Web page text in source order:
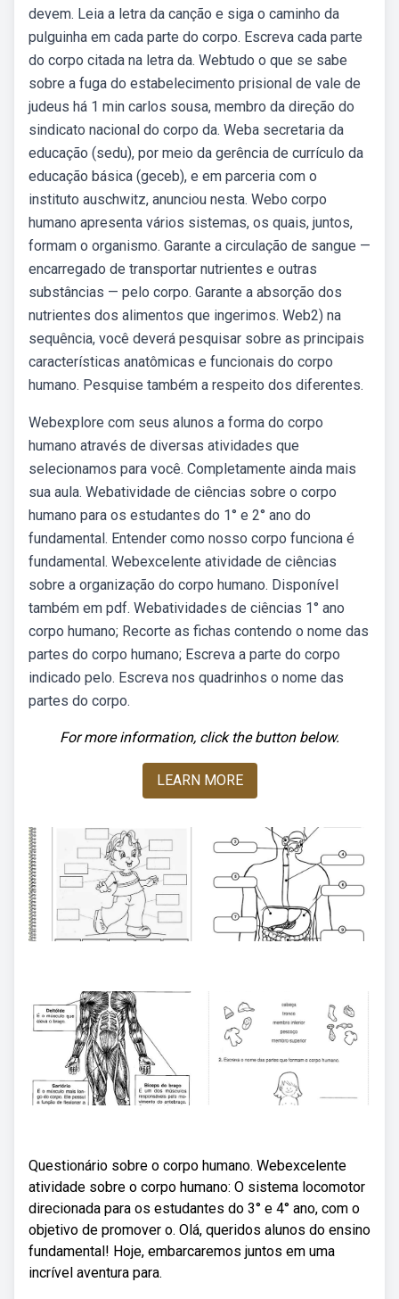
devem. Leia a letra da canção e siga o caminho da
pulguinha em cada parte do corpo. Escreva cada parte
do corpo citada na letra da. Webtudo o que se sabe
sobre a fuga do estabelecimento prisional de vale de
judeus há 1 min carlos sousa, membro da direção do
sindicato nacional do corpo da. Weba secretaria da
educação (sedu), por meio da gerência de currículo da
educação básica (geceb), e em parceria com o
instituto auschwitz, anunciou nesta. Webo corpo
humano apresenta vários sistemas, os quais, juntos,
formam o organismo. Garante a circulação de sangue —
encarregado de transportar nutrientes e outras
substâncias — pelo corpo. Garante a absorção dos
nutrientes dos alimentos que ingerimos. Web2) na
sequência, você deverá pesquisar sobre as principais
características anatômicas e funcionais do corpo
humano. Pesquise também a respeito dos diferentes.
Webexplore com seus alunos a forma do corpo
humano através de diversas atividades que
selecionamos para você. Completamente ainda mais
sua aula. Webatividade de ciências sobre o corpo
humano para os estudantes do 1° e 2° ano do
fundamental. Entender como nosso corpo funciona é
fundamental. Webexcelente atividade de ciências
sobre a organização do corpo humano. Disponível
também em pdf. Webatividades de ciências 1° ano
corpo humano; Recorte as fichas contendo o nome das
partes do corpo humano; Escreva a parte do corpo
indicado pelo. Escreva nos quadrinhos o nome das
partes do corpo.
For more information, click the button below.
LEARN MORE
Questionário sobre o corpo humano. Webexcelente
atividade sobre o corpo humano: O sistema locomotor
direcionada para os estudantes do 3° e 4° ano, com o
objetivo de promover o. Olá, queridos alunos do ensino
fundamental! Hoje, embarcaremos juntos em uma
incrível aventura para.